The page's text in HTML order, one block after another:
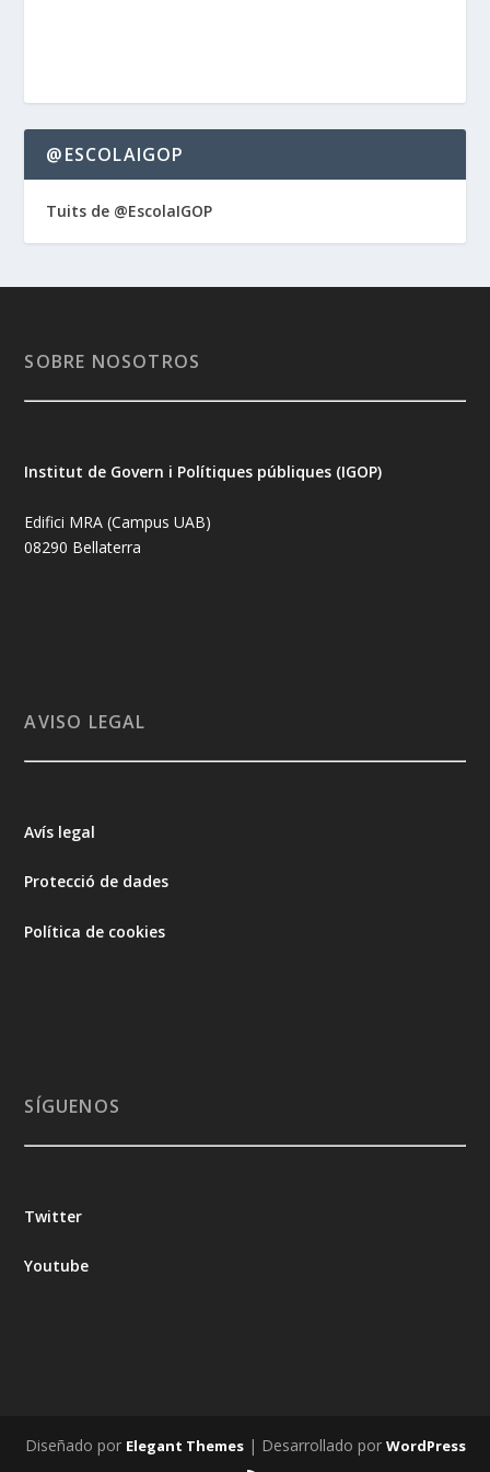
@ESCOLAIGOP
Tuits de @EscolaIGOP
SOBRE NOSOTROS
Institut de Govern i Polítiques públiques (IGOP)
Edifici MRA (Campus UAB)
08290 Bellaterra
AVISO LEGAL
Avís legal
Protecció de dades
Política de cookies
SÍGUENOS
Twitter
Youtube
Diseñado por Elegant Themes| Desarrollado por WordPress